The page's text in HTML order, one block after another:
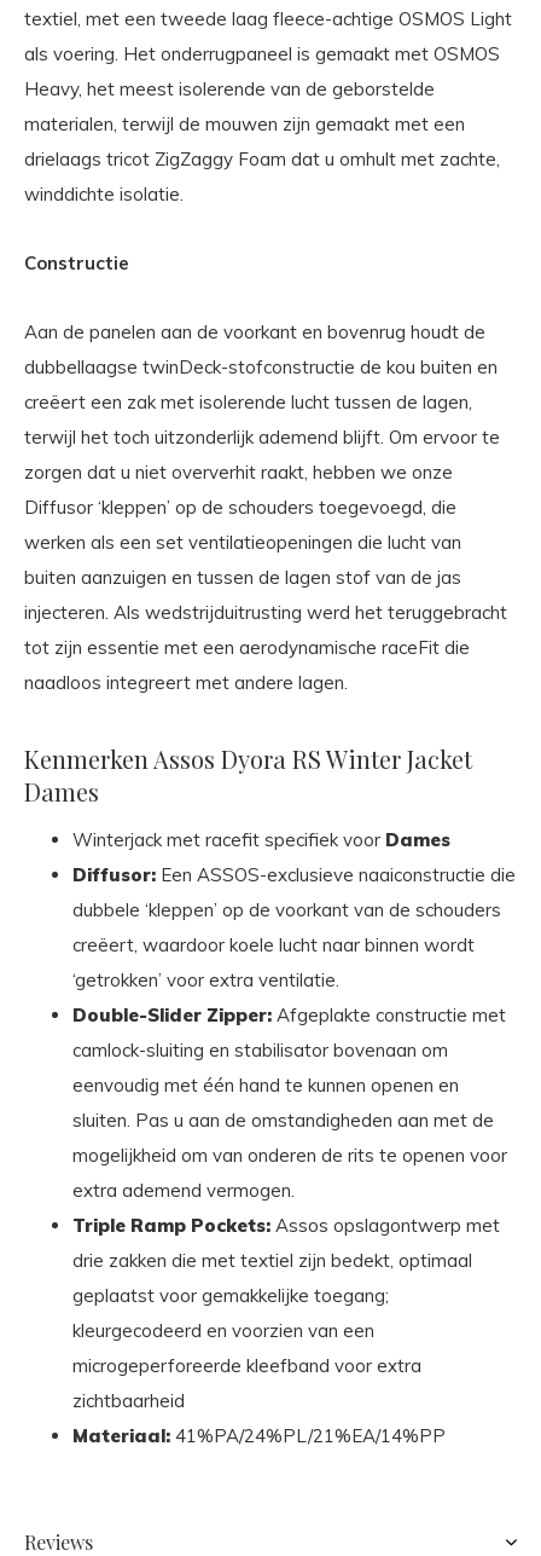
textiel, met een tweede laag fleece-achtige OSMOS Light
als voering. Het onderrugpaneel is gemaakt met OSMOS
Heavy, het meest isolerende van de geborstelde
materialen, terwijl de mouwen zijn gemaakt met een
drielaags tricot ZigZaggy Foam dat u omhult met zachte,
winddichte isolatie.
Constructie
Aan de panelen aan de voorkant en bovenrug houdt de
dubbellaagse twinDeck-stofconstructie de kou buiten en
creëert een zak met isolerende lucht tussen de lagen,
terwijl het toch uitzonderlijk ademend blijft. Om ervoor te
zorgen dat u niet oververhit raakt, hebben we onze
Diffusor ‘kleppen’ op de schouders toegevoegd, die
werken als een set ventilatieopeningen die lucht van
buiten aanzuigen en tussen de lagen stof van de jas
injecteren. Als wedstrijduitrusting werd het teruggebracht
tot zijn essentie met een aerodynamische raceFit die
naadloos integreert met andere lagen.
Kenmerken Assos Dyora RS Winter Jacket
Dames
Winterjack met racefit specifiek voor Dames
Diffusor: Een ASSOS-exclusieve naaiconstructie die
dubbele ‘kleppen’ op de voorkant van de schouders
creëert, waardoor koele lucht naar binnen wordt
‘getrokken’ voor extra ventilatie.
Double-Slider Zipper: Afgeplakte constructie met
camlock-sluiting en stabilisator bovenaan om
eenvoudig met één hand te kunnen openen en
sluiten. Pas u aan de omstandigheden aan met de
mogelijkheid om van onderen de rits te openen voor
extra ademend vermogen.
Triple Ramp Pockets: Assos opslagontwerp met
drie zakken die met textiel zijn bedekt, optimaal
geplaatst voor gemakkelijke toegang;
kleurgecodeerd en voorzien van een
microgeperforeerde kleefband voor extra
zichtbaarheid
Materiaal: 41%PA/24%PL/21%EA/14%PP
Reviews